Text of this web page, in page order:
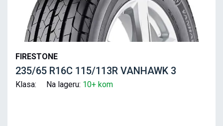
FIRESTONE
235/65 R16C 115/113R VANHAWK 3
Klasa: Na lageru: 10+ kom